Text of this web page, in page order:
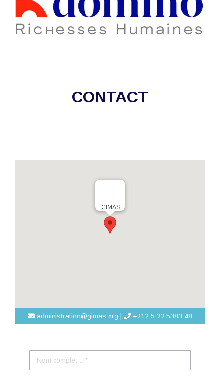
CONTACT
GIMAS
administration@gimas.org | +212 5 22 5383 48